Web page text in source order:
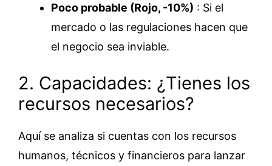
Poco probable (Rojo, -10%) : Si el
mercado o las regulaciones hacen que
el negocio sea inviable.
2. Capacidades: ¿Tienes los
recursos necesarios?
Aquí se analiza si cuentas con los recursos
humanos, técnicos y financieros para lanzar